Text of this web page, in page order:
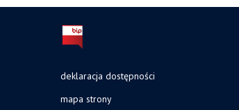
deklaracja dostępności
mapa strony